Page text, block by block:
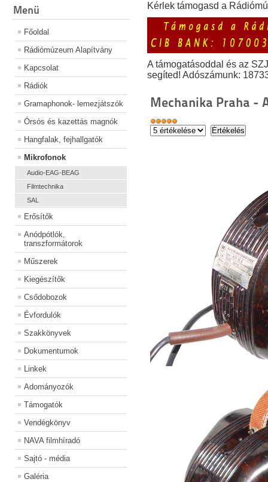
Menü
Főoldal
Rádiómúzeum Alapítvány
Kapcsolat
Rádiók
Gramaphonok- lemezjátszók
Órsós és kazettás magnók
Hangfalak, fejhallgatók
Mikrofonok
Audio-EAG-BEAG
Filmtechnika
SAL
Erősítők
Anódpótlók,
transzformátorok
Műszerek
Kiegészítők
Csődobozok
Évfordulók
Szakkönyvek
Dokumentumok
Linkek
Adományozók
Támogatók
Vendégkönyv
NAVA filmhíradó
Sajtó - média
Galéria
Kérlek támogasd a
A támogatásoddal és az
segíted! Adószámunk:
Mechanika Praha -